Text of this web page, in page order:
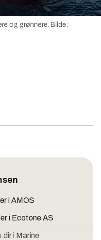
og grønnere. Bilde:
i AMOS
i Ecotone AS
i Marine